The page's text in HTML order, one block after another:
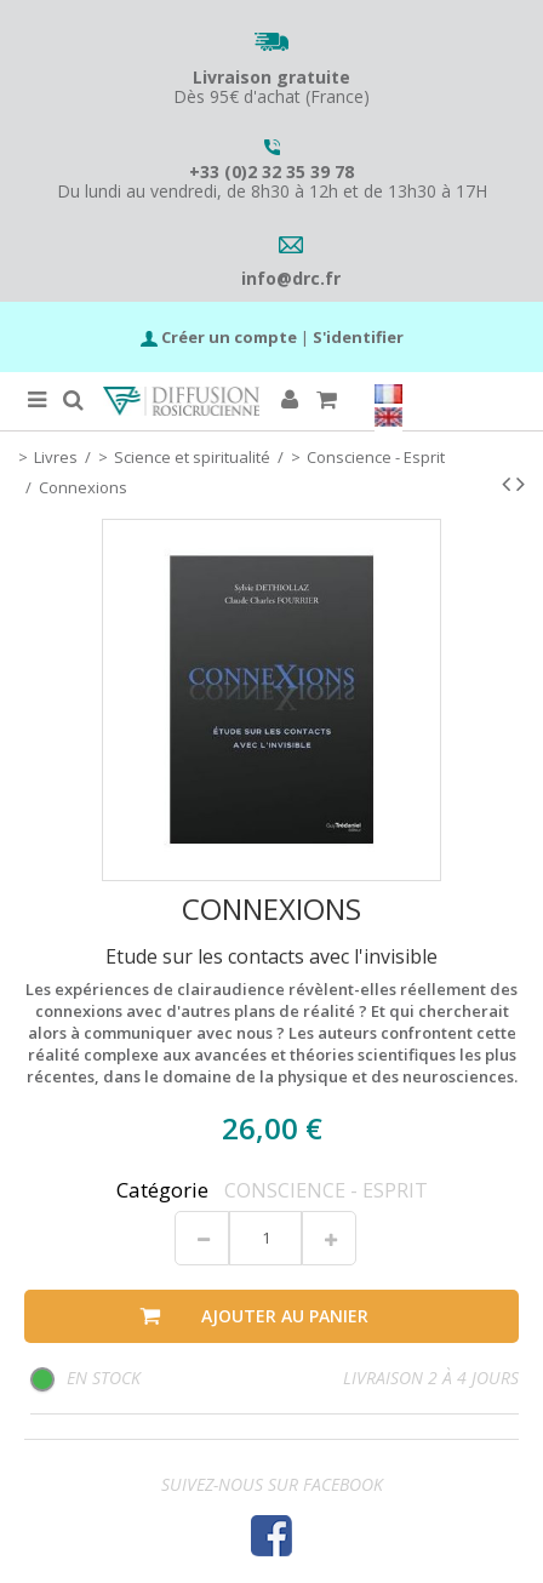
Livraison gratuite
Dès 95€ d'achat (France)
+33 (0)2 32 35 39 78
Du lundi au vendredi, de 8h30 à 12h et de 13h30 à 17H
info@drc.fr
Créer un compte | S'identifier
Livres / Science et spiritualité /
Conscience - Esprit
/ Connexions
CONNEXIONS
Etude sur les contacts avec l'invisible
Les expériences de clairaudience révèlent-elles réellement des
connexions avec d'autres plans de réalité ? Et qui chercherait
alors à communiquer avec nous ? Les auteurs confrontent cette
réalité complexe aux avancées et théories scientifiques les plus
récentes, dans le domaine de la physique et des neurosciences.
26,00 €
Catégorie CONSCIENCE - ESPRIT
AJOUTER AU PANIER
EN STOCK LIVRAISON 2 À 4 JOURS
SUIVEZ-NOUS SUR FACEBOOK